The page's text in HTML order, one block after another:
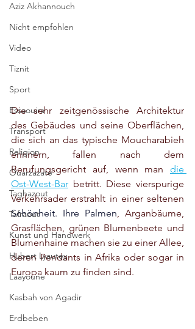
Aziz Akhannouch
Nicht empfohlen
Video
Tiznit
Sport
Essaouira
Transport
Religion
Ouarzazate
Taghazout
Tafraout
Kunst und Handwerk
Hubert Lyautey
Laâyoune
Kasbah von Agadir
Erdbeben
Die sehr zeitgenössische Architektur
des Gebäudes und seine Oberflächen,
die sich an das typische Moucharabieh
erinnern, fallen nach dem
Berufungsgericht auf, wenn man die
Ost-West-Bar betritt. Diese vierspurige
Schönheit. Ihre Palmen, Arganbäume,
Grasflächen, grünen Blumenbeete und
Blumenhaine machen sie zu einer Allee,
deren Pendants in Afrika oder sogar in
Europa kaum zu finden sind.